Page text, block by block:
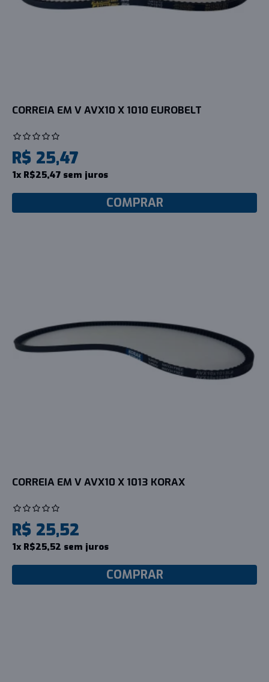
CORREIA EM V AVX10 X 1010 EUROBELT
R$ 25,47
1x R$25,47 sem juros
COMPRAR
CORREIA EM V AVX10 X 1013 KORAX
R$ 25,52
1x R$25,52 sem juros
COMPRAR